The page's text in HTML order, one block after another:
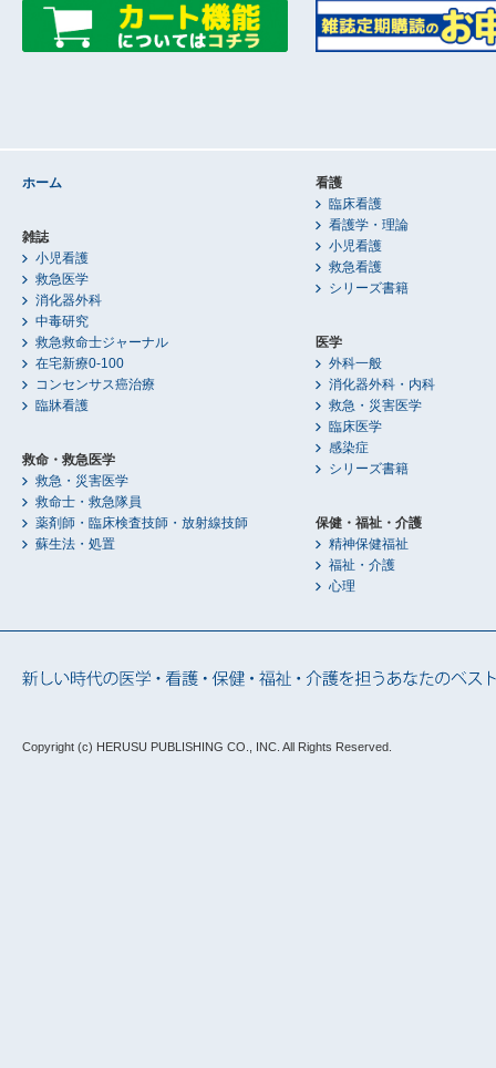
ホーム
雑誌
小児看護
救急医学
消化器外科
中毒研究
救急救命士ジャーナル
在宅新療0-100
コンセンサス癌治療
臨牀看護
救命・救急医学
救急・災害医学
救命士・救急隊員
薬剤師・臨床検査技師・放射線技師
蘇生法・処置
看護
臨床看護
看護学・理論
小児看護
救急看護
シリーズ書籍
医学
外科一般
消化器外科・内科
救急・災害医学
臨床医学
感染症
シリーズ書籍
保健・福祉・介護
精神保健福祉
福祉・介護
心理
Copyright (c) HERUSU PUBLISHING CO., INC. All Rights Reserved.